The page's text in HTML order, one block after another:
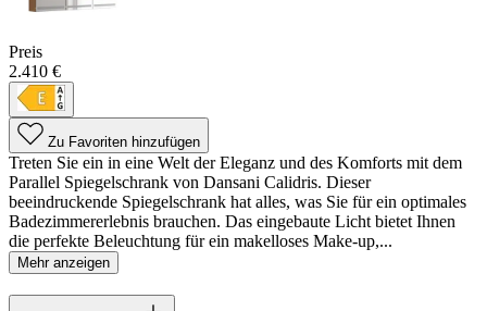
Preis
2.410 €
Zu Favoriten hinzufügen
Treten Sie ein in eine Welt der Eleganz und des Komforts mit dem
Parallel Spiegelschrank von Dansani Calidris. Dieser
beeindruckende Spiegelschrank hat alles, was Sie für ein optimales
Badezimmererlebnis brauchen. Das eingebaute Licht bietet Ihnen
die perfekte Beleuchtung für ein makelloses Make-up,...
Mehr anzeigen